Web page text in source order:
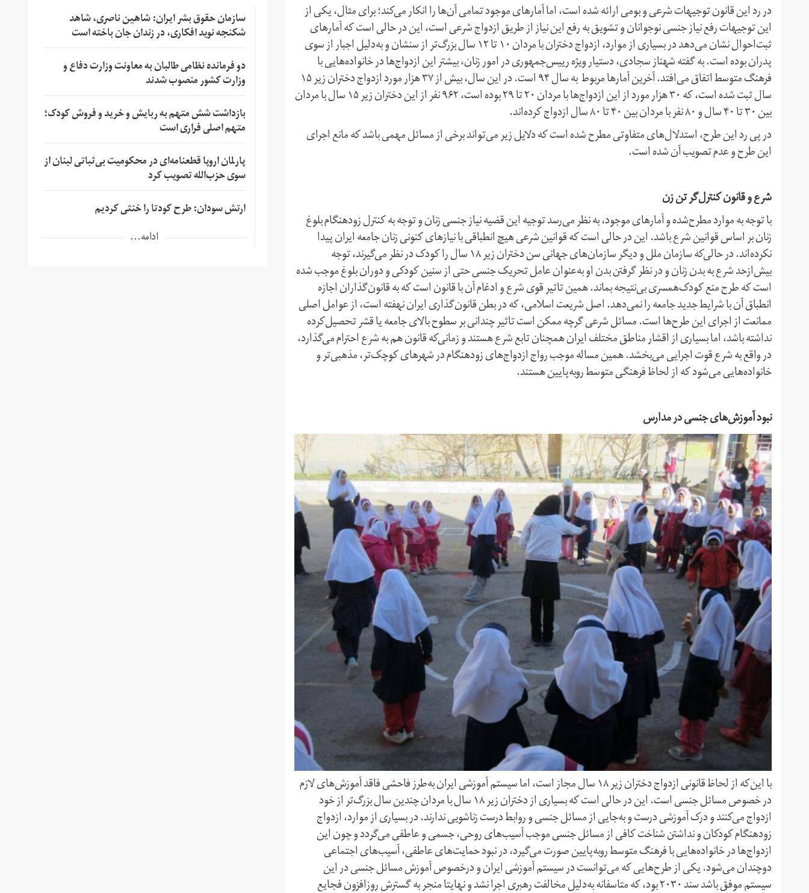
در رد این قانون توجیهات شرعی و بومی ارائه شده است، اما آمارهای موجود تمامی آن‌ها را انکار می‌کند؛ برای مثال، یکی از
این توجیهات رفع نیاز جنسی نوجوانان و تشویق به رفع این نیاز از طریق ازدواج شرعی است، این در حالی است که آمارهای
ثبت‌احوال نشان می‌دهد در بسیاری از موارد، ازدواج دختران با مردان ۱۰ تا ۱۲ سال بزرگ‌تر از سنشان و به‌دلیل اجبار از سوی
پدران بوده است. به گفته شهناز سجادی، دستیار ویژه رییس‌جمهوری در امور زنان، بیشتر این ازدواج‌ها در خانواده‌هایی با
فرهنگ متوسط اتفاق می‌افتد. آخرین آمارها مربوط به سال ۹۴ است. در این سال، بیش از ۳۷ هزار مورد ازدواج دختران زیر ۱۵
سال ثبت شده است، که ۳۰ هزار مورد از این ازدواج‌ها با مردان ۲۰ تا ۲۹ بوده است، ۹۶۲ نفر از این دختران زیر ۱۵ سال با مردان
بین ۳۰ تا ۴۰ سال و ۸۰ نفر با مردان بین ۴۰ تا ۸۰ سال ازدواج کرده‌اند.
در پی رد این طرح، استدلال‌های متفاوتی مطرح شده است که دلایل زیر می‌تواند برخی از مسائل مهمی باشد که مانع اجرای
این طرح و عدم تصویب آن شده است.
شرع و قانون کنترل‌گر تن زن
با توجه به موارد مطرح‌شده و آمارهای موجود، به نظر می‌رسد توجیه این قضیه نیاز جنسی زنان و توجه به کنترل زود‌هنگام بلوغ
زنان بر اساس قوانین شرع باشد. این در حالی است که قوانین شرعی هیچ انطباقی با نیازهای کنونی زنان جامعه ایران پیدا
نکرده‌اند. در حالی‌که سازمان ملل و دیگر سازمان‌های جهانی سن دختران زیر ۱۸ سال را کودک در نظر می‌گیرند‌، توجه
بیش‌از‌حد شرع به بدن زنان و در نظر گرفتن بدن او به‌عنوان عامل تحریک جنسی حتی از سنین کودکی و دوران بلوغ موجب شده
است که طرح منع کودک‌همسری بی‌نتیجه بماند. همین تاثیر قوی شرع و ادغام آن با قانون است که به قانون‌گذاران اجازه
انطباق آن با شرایط جدید جامعه را نمی‌دهد. اصل شریعت اسلامی، که در بطن قانون‌گذاری ایران نهفته است، از عوامل اصلی
ممانعت از اجرای این طرح‌ها است. مسائل شرعی گرچه ممکن است تاثیر چندانی بر سطوح بالای جامعه یا قشر تحصیل‌کرده
نداشته باشد، اما بسیاری از اقشار مناطق مختلف ایران همچنان تابع شرع هستند و زمانی‌که قانون هم به شرع احترام می‌گذارد،
در واقع به شرع قوت اجرایی می‌بخشد. همین مساله موجب رواج ازدواج‌های زودهنگام در شهرهای کوچک‌تر، مذهبی‌تر و
خانواده‌هایی می‌شود که از لحاظ فرهنگی متوسط رو‌به‌پایین هستند.
نبود آموزش‌های جنسی در مدارس
با این‌که از لحاظ قانونی ازدواج دختران زیر ۱۸ سال مجاز است، اما سیستم آموزشی ایران به‌طرز فاحشی فاقد آموزش‌های لازم
در خصوص مسائل جنسی است. این در حالی است که بسیاری از دختران زیر ۱۸ سال با مردان چندین سال بزرگ‌تر از خود
ازدواج می‌کنند و درک آموزشی درست و به‌جایی از مسائل جنسی و روابط درست زناشویی ندارند. در بسیاری از موارد، ازدواج
زودهنگام کودکان و نداشتن شناخت کافی از مسائل جنسی موجب آسیب‌های روحی، جسمی و عاطفی می‌گردد و چون این
ازدواج‌ها در خانواده‌هایی با فرهنگ متوسط رو‌به‌پایین صورت می‌گیرد، در نبود حمایت‌های عاطفی، آسیب‌های اجتماعی
دو‌چندان می‌شود. یکی از طرح‌هایی که می‌توانست در سیستم آموزشی ایران و در‌خصوص آموزش مسائل جنسی در این
سیستم موفق باشد سند ۲۰۳۰ بود، که متاسفانه به‌دلیل مخالفت رهبری اجرا نشد و نهایتا منجر به گسترش روزافزون فجایع
سازمان حقوق بشر ایران: شاهین ناصری، شاهد
شکنجه نوید افکاری، در زندان جان باخته است
دو فرمانده نظامی طالبان به معاونت وزارت دفاع و
وزارت کشور منصوب شدند
بازداشت شش متهم به ربایش و خرید و فروش کودک؛
متهم اصلی فراری است
پارلمان اروپا قطعنامه‌ای در محکومیت بی‌ثباتی لبنان از
سوی حزب‌الله تصویب کرد
ارتش سودان: طرح کودتا را خنثی کردیم
ادامه...